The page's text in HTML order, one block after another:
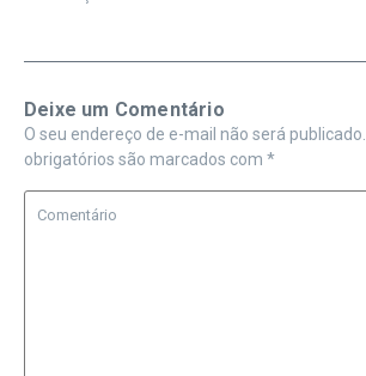
Deixe um Comentário
O seu endereço de e-mail não será publicado.
obrigatórios são marcados com *